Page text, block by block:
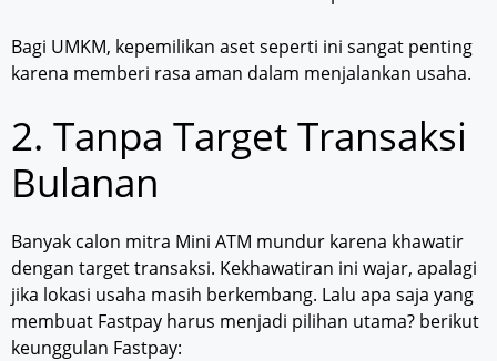
Bagi UMKM, kepemilikan aset seperti ini sangat penting
karena memberi rasa aman dalam menjalankan usaha.
2. Tanpa Target Transaksi
Bulanan
Banyak calon mitra Mini ATM mundur karena khawatir
dengan target transaksi. Kekhawatiran ini wajar, apalagi
jika lokasi usaha masih berkembang. Lalu apa saja yang
membuat Fastpay harus menjadi pilihan utama? berikut
keunggulan Fastpay: